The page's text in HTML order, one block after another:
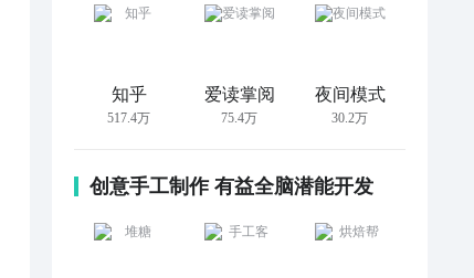
知乎
517.4万
爱读掌阅
75.4万
夜间模式
30.2万
创意手工制作 有益全脑潜能开发